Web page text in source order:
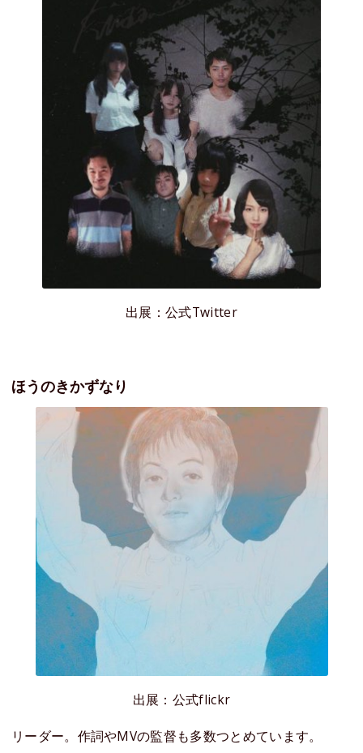
出展：公式Twitter
ほうのきかずなり
出展：公式flickr
リーダー。作詞やMVの監督も多数つとめています。